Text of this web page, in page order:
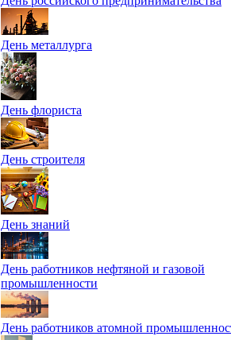
День металлурга
День флориста
День строителя
День знаний
День работников нефтяной и газовой
промышленности
День работников атомной